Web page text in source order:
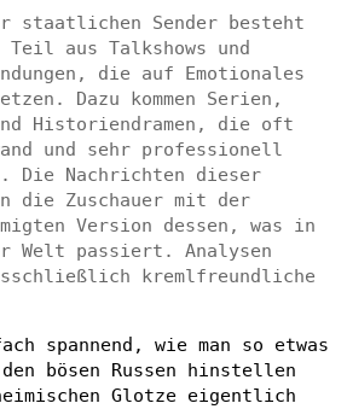
staatlichen Sender besteht
Teil aus Talkshows und
die auf Emotionales
Dazu kommen Serien,
Historiendramen, die oft
und sehr professionell
Die Nachrichten dieser
die Zuschauer mit der
Version dessen, was in
Welt passiert. Analysen
kremlfreundliche
spannend, wie man so etwas
bösen Russen hinstellen
Glotze eigentlich